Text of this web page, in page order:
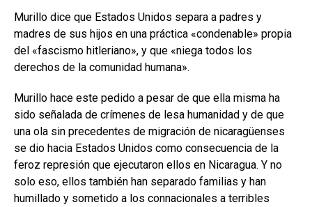
Murillo dice que Estados Unidos separa a padres y
madres de sus hijos en una práctica «condenable» propia
del «fascismo hitleriano», y que «niega todos los
derechos de la comunidad humana».
Murillo hace este pedido a pesar de que ella misma ha
sido señalada de crímenes de lesa humanidad y de que
una ola sin precedentes de migración de nicaragüenses
se dio hacia Estados Unidos como consecuencia de la
feroz represión que ejecutaron ellos en Nicaragua. Y no
solo eso, ellos también han separado familias y han
humillado y sometido a los connacionales a terribles